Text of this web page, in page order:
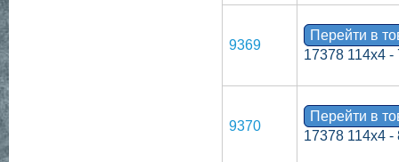
9369
Перейти в
17378 114х4 -
9370
Перейти в
17378 114х4 -